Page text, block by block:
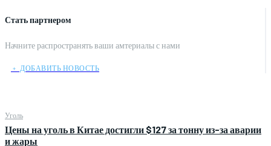
Стать партнером
Начните распространять ваши амтериалы с нами
﹢ ДОБАВИТЬ НОВОСТЬ
Уголь
Цены на уголь в Китае достигли $127 за тонну из-за аварии
и жары